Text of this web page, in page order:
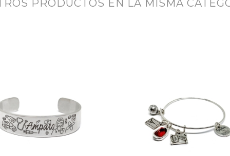
PRODUCTOS EN LA MISMA